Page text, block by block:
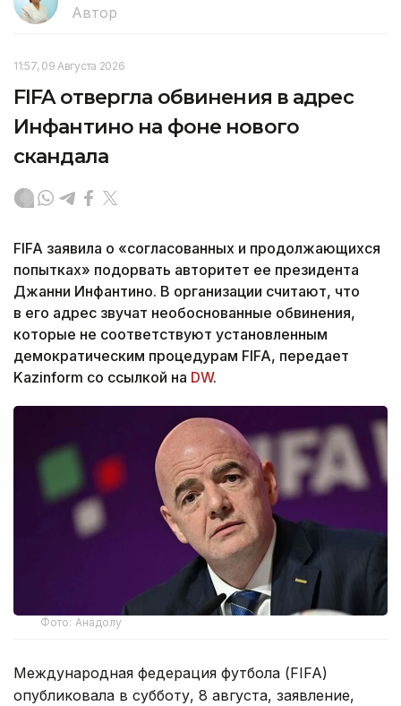
Автор
11:57, 09 Августа 2026
FIFA отвергла обвинения в адрес
Инфантино на фоне нового
скандала
FIFA заявила о «согласованных и продолжающихся
попытках» подорвать авторитет ее президента
Джанни Инфантино. В организации считают, что
в его адрес звучат необоснованные обвинения,
которые не соответствуют установленным
демократическим процедурам FIFA, передает
Kazinform со ссылкой на DW.
Фото: Анадолу
Международная федерация футбола (FIFA)
опубликовала в субботу, 8 августа, заявление,